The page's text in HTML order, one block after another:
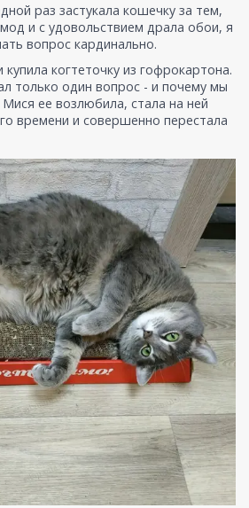
раз застукала кошечку за тем,
и с удовольствием драла обои, я
вопрос кардинально.
когтеточку из гофрокартона.
только один вопрос - и почему мы
ее возлюбила, стала на ней
времени и совершенно перестала